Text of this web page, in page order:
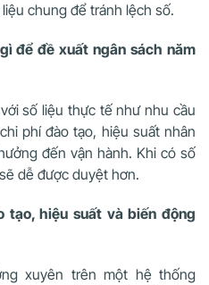
chung để tránh lệch số.
để đề xuất ngân sách năm
số liệu thực tế như nhu cầu
phí đào tạo, hiệu suất nhân
đến vận hành. Khi có số
dễ được duyệt hơn.
tạo, hiệu suất và biến động
xuyên trên một hệ thống